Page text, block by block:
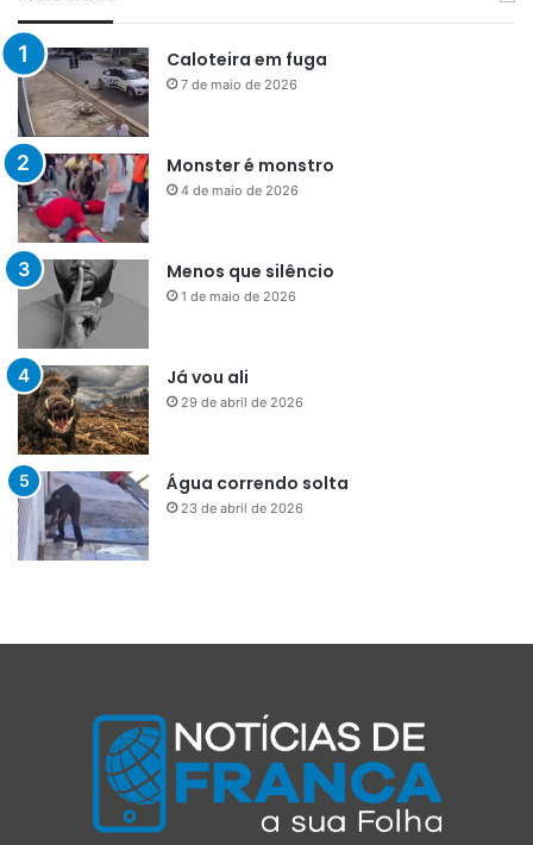
Caloteira em fuga
7 de maio de 2026
Monster é monstro
4 de maio de 2026
Menos que silêncio
1 de maio de 2026
Já vou ali
29 de abril de 2026
Água correndo solta
23 de abril de 2026